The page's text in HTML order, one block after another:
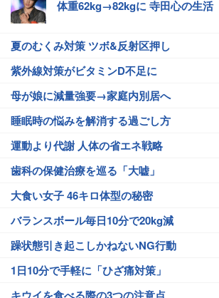
体重62kg→82kgに 寺田心の生活
夏のむくみ対策 ツボ&反射区押し
紫外線対策がビタミンD不足に
母が娘に減量強要→家庭内別居へ
睡眠時の悩みを解消する過ごし方
運動より代謝 人体の省エネ戦略
歯科の保健治療を巡る「大嘘」
大食い女子 46キロ体型の秘密
バランスボール毎日10分で20kg減
躁状態引き起こしかねないNG行動
1日10分で手軽に「ひざ痛対策」